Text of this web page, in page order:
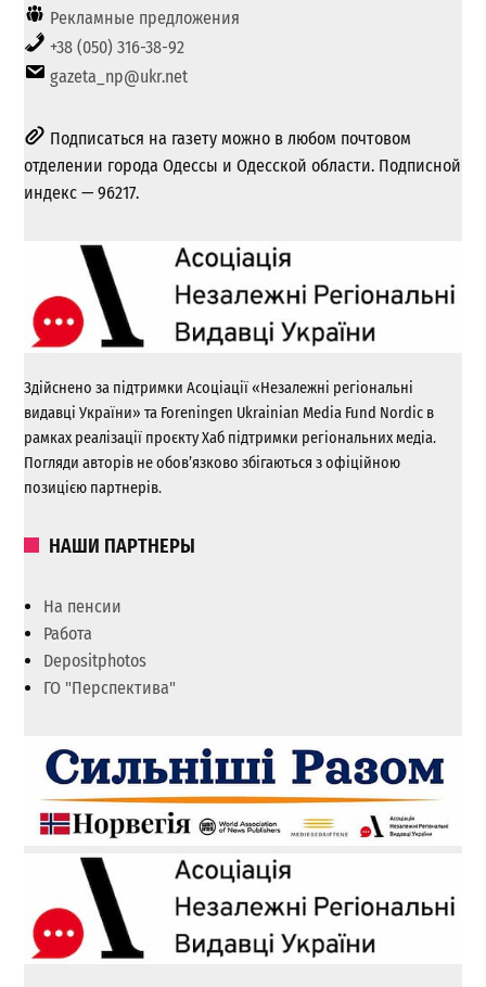
Рекламные предложения
+38 (050) 316-38-92
gazeta_np@ukr.net
Подписаться на газету можно в любом почтовом
отделении города Одессы и Одесской области. Подписной
индекс — 96217.
Здійснено за підтримки Асоціації «Незалежні регіональні
видавці України» та Foreningen Ukrainian Media Fund Nordic в
рамках реалізації проєкту Хаб підтримки регіональних медіа.
Погляди авторів не обов’язково збігаються з офіційною
позицією партнерів.
НАШИ ПАРТНЕРЫ
На пенсии
Работа
Depositphotos
ГО "Перспектива"